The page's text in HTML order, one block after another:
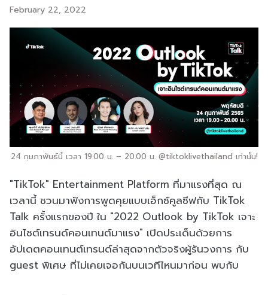
February 22, 2022
24 กุมภาพันธ์นี้ เวลา 19.00 น. – 20.00 น. @tiktoklivethailand เท่านั้น!
"TikTok" Entertainment Platform ที่มาแรงที่สุด​ ณ​
เวลานี้ ชวนมาฟังการพูดคุยแบบเอ็กซ์คูลซีฟกับ TikTok
Talk ครั้งแรกของปี ใน "2022 Outlook by TikTok เจาะ
อินไซต์เทรนด์คอนเทนต์มาแรง" เปิดประเด็นด้วยการ
อัปเดตคอนเทนต์เทรนด์ล่าสุดจากตัวจริงผู้รันวงการ กับ
guest พิเศษ ที่ไม่เคยเจอกันบนเวทีไหนมาก่อน พบกับ